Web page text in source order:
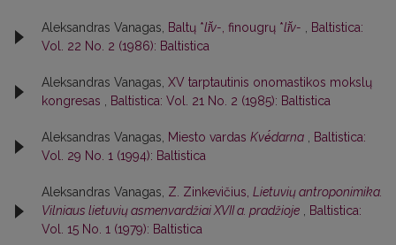
Aleksandras Vanagas, Baltų *lī̆v- , finougrų *lī̆v-
Baltistica:
Vol. 22 No. 2 (1986): Baltistica
Aleksandras Vanagas, XV tarptautinis onomastikos mokslų
kongresas
Baltistica: Vol. 21 No. 2 (1985): Baltistica
Aleksandras Vanagas, Miesto vardas Kvė́darna
Baltistica:
Vol. 29 No. 1 (1994): Baltistica
Aleksandras Vanagas, Z. Zinkevičius, Lietuvių antroponimika.
Vilniaus lietuvių asmenvardžiai XVII a. pradžioje
Baltistica:
Vol. 15 No. 1 (1979): Baltistica